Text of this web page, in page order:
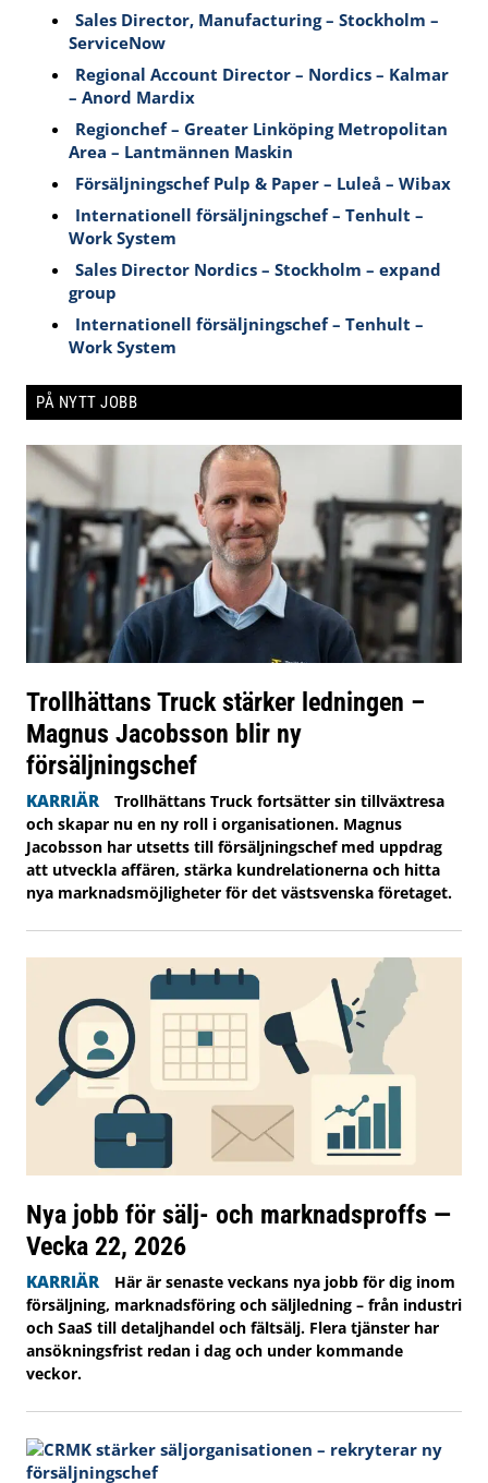
Sales Director, Manufacturing – Stockholm –
ServiceNow
Regional Account Director – Nordics – Kalmar
– Anord Mardix
Regionchef – Greater Linköping Metropolitan
Area – Lantmännen Maskin
Försäljningschef Pulp & Paper – Luleå – Wibax
Internationell försäljningschef – Tenhult –
Work System
Sales Director Nordics – Stockholm – expand
group
Internationell försäljningschef – Tenhult –
Work System
PÅ NYTT JOBB
Trollhättans Truck stärker ledningen –
Magnus Jacobsson blir ny
försäljningschef
KARRIÄR
Trollhättans Truck fortsätter sin tillväxtresa
och skapar nu en ny roll i organisationen. Magnus
Jacobsson har utsetts till försäljningschef med uppdrag
att utveckla affären, stärka kundrelationerna och hitta
nya marknadsmöjligheter för det västsvenska företaget.
Nya jobb för sälj- och marknadsproffs —
Vecka 22, 2026
KARRIÄR
Här är senaste veckans nya jobb för dig inom
försäljning, marknadsföring och säljledning – från industri
och SaaS till detaljhandel och fältsälj. Flera tjänster har
ansökningsfrist redan i dag och under kommande
veckor.